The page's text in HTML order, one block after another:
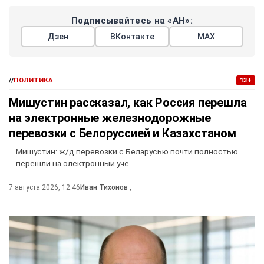
Подписывайтесь на «АН»:
Дзен ВКонтакте МАХ
//ПОЛИТИКА 13+
Мишустин рассказал, как Россия перешла
на электронные железнодорожные
перевозки с Белоруссией и Казахстаном
Мишустин: ж/д перевозки с Беларусью почти полностью
перешли на электронный учё
7 августа 2026, 12:46Иван Тихонов ,